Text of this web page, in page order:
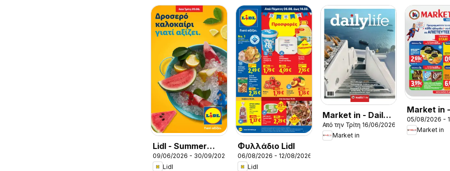
ΓΕΥΣΕΙΣ,
Γαλοπούλα,
καπνιστή ή,
βραστή 10Χ10,
το κιλό
Lidl - Summer
Booklet
09/06/2026 - 30/09/2026
Lidl
Φυλλάδιο Lidl
06/08/2026 - 12/08/2026
Lidl
Market in - Daily
Life
Από την Τρίτη 16/06/2026
Market in
Market in
05/08/2026 -
Market in